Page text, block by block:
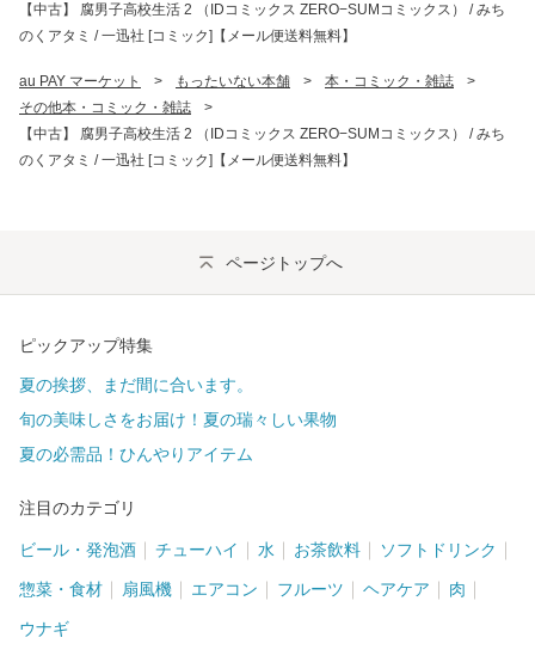
【中古】 腐男子高校生活 2 （IDコミックス ZERO−SUMコミックス） / みち
のくアタミ / 一迅社 [コミック]【メール便送料無料】
au PAY マーケット > もったいない本舗 > 本・コミック・雑誌
>
その他本・コミック・雑誌
>
【中古】 腐男子高校生活 2 （IDコミックス ZERO−SUMコミックス） / みち
のくアタミ / 一迅社 [コミック]【メール便送料無料】
ページトップへ
ピックアップ特集
夏の挨拶、まだ間に合います。
旬の美味しさをお届け！夏の瑞々しい果物
夏の必需品！ひんやりアイテム
注目のカテゴリ
ビール・発泡酒 チューハイ 水 お茶飲料 ソフトドリンク
惣菜・食材 扇風機 エアコン フルーツ ヘアケア 肉
ウナギ